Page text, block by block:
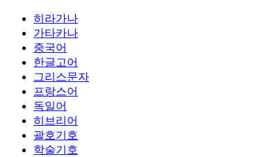
히라가나
가타카나
중국어
한글고어
그리스문자
프랑스어
독일어
히브리어
괄호기호
학술기호